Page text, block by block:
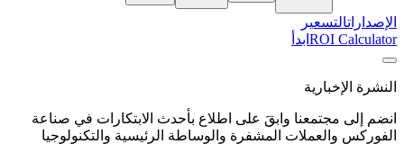
الإصداراتالتسعير
ROI Calculator ابدأ
النشرة الإخبارية
انضم إلى مجتمعنا وابقَ على اطلاع بأحدث الابتكارات في صناعة
الفوركس والعملات المشفرة والوساطة الرئيسية والتكنولوجيا